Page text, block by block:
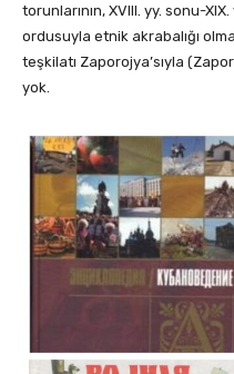
torunlarının, XVIII. yy. sonu-
ordusuyla etnik akrabalığı
teşkilatı Zaporojya’sıyla
yok.